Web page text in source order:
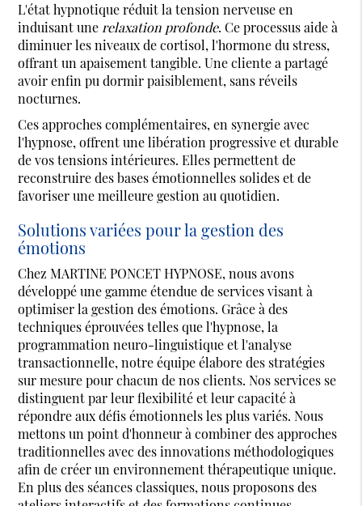
L'état hypnotique réduit la tension nerveuse en
induisant une relaxation profonde. Ce processus aide à
diminuer les niveaux de cortisol, l'hormone du stress,
offrant un apaisement tangible. Une cliente a partagé
avoir enfin pu dormir paisiblement, sans réveils
nocturnes.
Ces approches complémentaires, en synergie avec
l'hypnose, offrent une libération progressive et durable
de vos tensions intérieures. Elles permettent de
reconstruire des bases émotionnelles solides et de
favoriser une meilleure gestion au quotidien.
Solutions variées pour la gestion des
émotions
Chez MARTINE PONCET HYPNOSE, nous avons
développé une gamme étendue de services visant à
optimiser la gestion des émotions. Grâce à des
techniques éprouvées telles que l'hypnose, la
programmation neuro-linguistique et l'analyse
transactionnelle, notre équipe élabore des stratégies
sur mesure pour chacun de nos clients. Nos services se
distinguent par leur flexibilité et leur capacité à
répondre aux défis émotionnels les plus variés. Nous
mettons un point d'honneur à combiner des approches
traditionnelles avec des innovations méthodologiques
afin de créer un environnement thérapeutique unique.
En plus des séances classiques, nous proposons des